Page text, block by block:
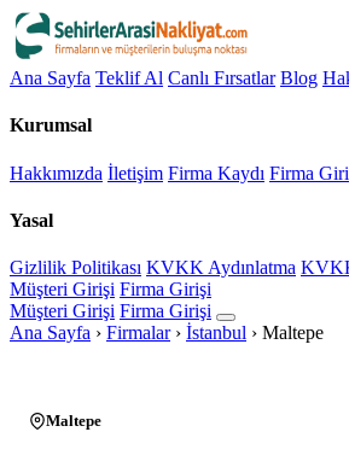
Ana Sayfa Teklif Al Canlı Fırsatlar Blog
Kurumsal
Hakkımızda İletişim Firma Kaydı Firma
Yasal
Gizlilik Politikası KVKK Aydınlatma
Müşteri Girişi Firma Girişi
Müşteri Girişi Firma Girişi
Ana Sayfa › Firmalar › İstanbul › Maltepe
Maltepe